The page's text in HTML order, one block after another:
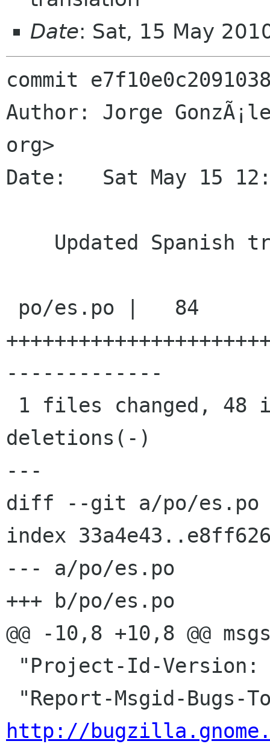
Date: Sat, 15 May
commit
Author: Jorge
org>
Date:   Sat May 15
-------------
deletions(-)
---
diff --git a/po/es.po
index
--- a/po/es.po
+++ b/po/es.po
@@ -10,8 +10,8 @@
http://